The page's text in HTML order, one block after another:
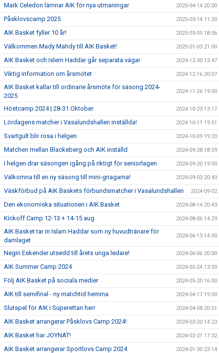
Mark Celedon lämnar AIK för nya utmaningar 2025-04-14 20:00
Påsklovscamp 2025 2025-03-14 11:20
AIK Basket fyller 10 år! 2025-03-05 18:06
Välkommen Mady Mahdy till AIK Basket! 2025-01-03 21:00
AIK Basket och Islem Haddar går separata vägar 2024-12-30 13:47
Viktig information om årsmötet 2024-12-16 20:07
AIK Basket kallar till ordinarie årsmöte för säsong 2024-
2025
2024-11-26 19:00
Höstcamp 2024 | 28-31 Oktober 2024-10-23 13:17
Lördagens matcher i Vasalundshallen inställda! 2024-10-11 19:51
Svartgult blir rosa i helgen 2024-10-09 19:20
Matchen mellan Blackeberg och AIK inställd 2024-09-28 18:59
I helgen drar säsongen igång på riktigt för seniorlagen 2024-09-20 19:00
Välkomna till en ny säsong till mini-gnagarna! 2024-09-03 20:40
Väskförbud på AIK Baskets förbundsmatcher i Vasalundshallen 2024-09-02
Den ekonomiska situationen i AIK Basket 2024-08-14 20:43
Kickoff Camp 12-13 + 14-15 aug 2024-08-06 14:29
AIK Basket tar in Islam Haddar som ny huvudtränare för
damlaget
2024-06-13 14:00
Negin Eskender utsedd till årets unga ledare! 2024-06-06 20:00
AIK Summer Camp 2024 2024-05-24 13:50
Följ AIK Basket på sociala medier 2024-05-20 16:00
AIK till semifinal - ny matchtid hemma 2024-04-17 19:00
Slutspel för AIK i Superettan herr 2024-04-08 20:51
AIK Basket arrangerar Påsklovs Camp 2024! 2024-03-20 14:23
AIK Basket har JOYNAT! 2024-02-21 17:32
AIK Basket arrangerar Sportlovs Camp 2024 2024-01-30 23:14